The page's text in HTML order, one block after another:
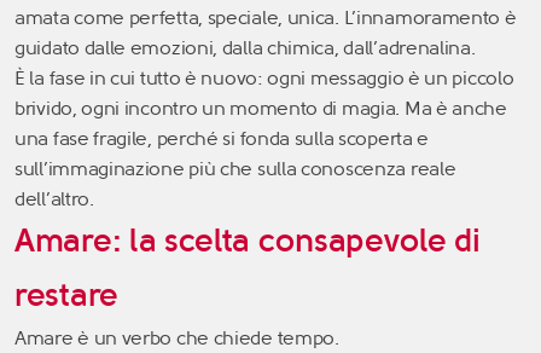
amata come perfetta, speciale, unica. L’innamoramento è
guidato dalle emozioni, dalla chimica, dall’adrenalina.
È la fase in cui tutto è nuovo: ogni messaggio è un piccolo
brivido, ogni incontro un momento di magia. Ma è anche
una fase fragile, perché si fonda sulla scoperta e
sull’immaginazione più che sulla conoscenza reale
dell’altro.
Amare: la scelta consapevole di
restare
Amare è un verbo che chiede tempo.